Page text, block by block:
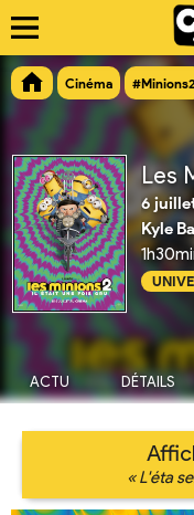
Cinéma #Minions2
6
Kyle
ACTU DÉTAILS
« L'éta